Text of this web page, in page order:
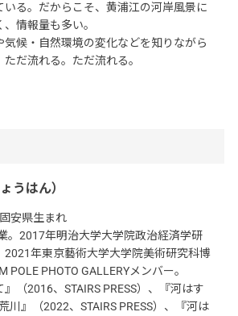
いる。だからこそ、黄浦江の河岸風景に
情報量も多い。
気候・自然環境の変化などを知りながら
だ流れる。ただ流れる。
うはん）
安県生まれ
。2017年明治大学大学院政治経済学研
2021年東京藝術大学大学院美術研究科博
POLE PHOTO GALLERYメンバー。
（2016、STAIRS PRESS）、『河はす
川』（2022、STAIRS PRESS）、『河は